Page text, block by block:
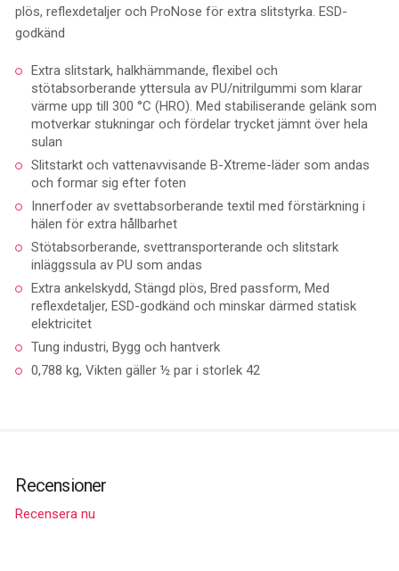
plös, reflexdetaljer och ProNose för extra slitstyrka. ESD-
godkänd
Extra slitstark, halkhämmande, flexibel och
stötabsorberande yttersula av PU/nitrilgummi som klarar
värme upp till 300 °C (HRO). Med stabiliserande gelänk som
motverkar stukningar och fördelar trycket jämnt över hela
sulan
Slitstarkt och vattenavvisande B-Xtreme-läder som andas
och formar sig efter foten
Innerfoder av svettabsorberande textil med förstärkning i
hälen för extra hållbarhet
Stötabsorberande, svettransporterande och slitstark
inläggssula av PU som andas
Extra ankelskydd, Stängd plös, Bred passform, Med
reflexdetaljer, ESD-godkänd och minskar därmed statisk
elektricitet
Tung industri, Bygg och hantverk
0,788 kg, Vikten gäller ½ par i storlek 42
Recensioner
Recensera nu